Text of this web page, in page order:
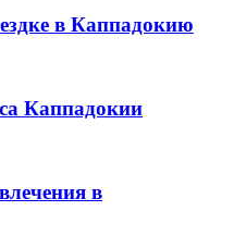
в Каппадокию
Каппадокии
в